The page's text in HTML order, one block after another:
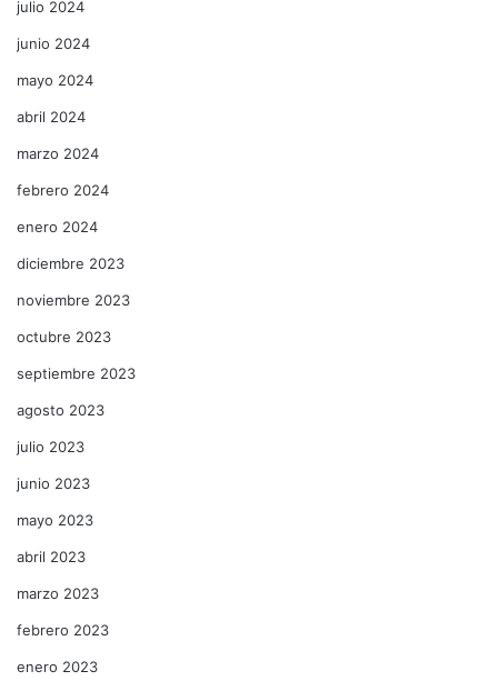
julio 2024
junio 2024
mayo 2024
abril 2024
marzo 2024
febrero 2024
enero 2024
diciembre 2023
noviembre 2023
octubre 2023
septiembre 2023
agosto 2023
julio 2023
junio 2023
mayo 2023
abril 2023
marzo 2023
febrero 2023
enero 2023